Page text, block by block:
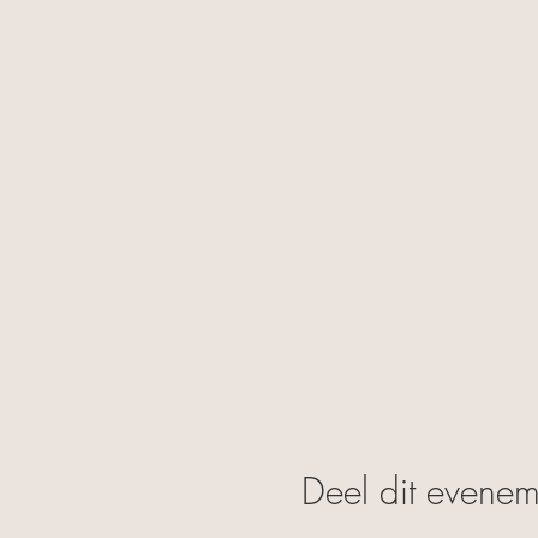
Deel dit